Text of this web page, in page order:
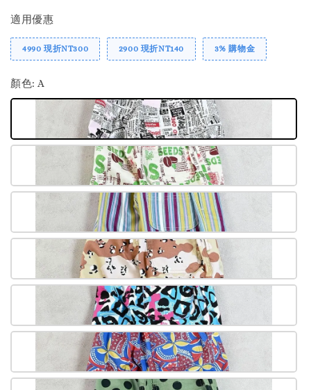
適用優惠
4990 現折NT300 2900 現折NT140 3% 購物金
顏色: A